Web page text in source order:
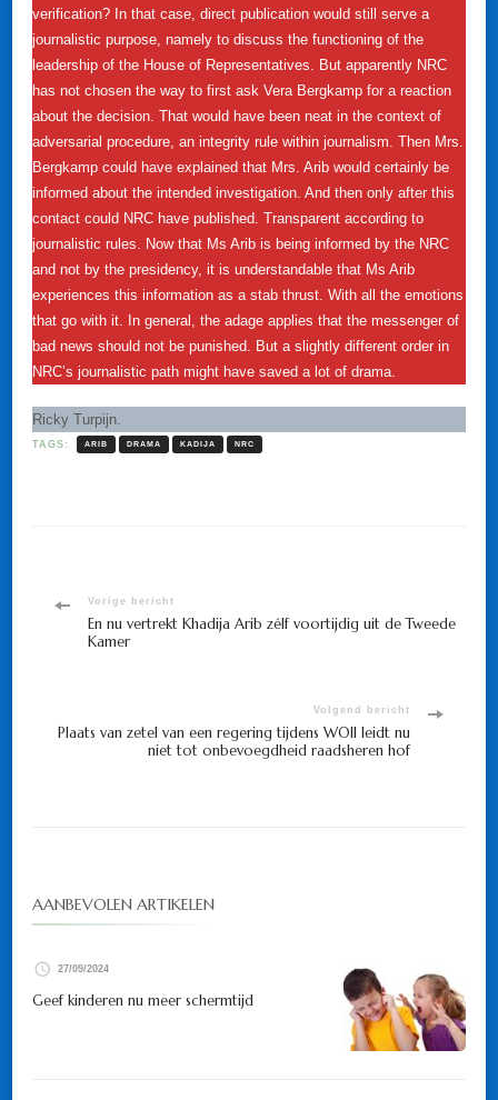
verification? In that case, direct publication would still serve a
journalistic purpose, namely to discuss the functioning of the
leadership of the House of Representatives. But apparently NRC
has not chosen the way to first ask Vera Bergkamp for a reaction
about the decision. That would have been neat in the context of
adversarial procedure, an integrity rule within journalism. Then Mrs.
Bergkamp could have explained that Mrs. Arib would certainly be
informed about the intended investigation. And then only after this
contact could NRC have published. Transparent according to
journalistic rules. Now that Ms Arib is being informed by the NRC
and not by the presidency, it is understandable that Ms Arib
experiences this information as a stab thrust. With all the emotions
that go with it. In general, the adage applies that the messenger of
bad news should not be punished. But a slightly different order in
NRC’s journalistic path might have saved a lot of drama.
Ricky Turpijn.
TAGS: ARIB DRAMA KADIJA NRC
Bericht
navigatie
Vorige bericht
En nu vertrekt Khadija Arib zélf voortijdig uit de Tweede
Kamer
Volgend bericht
Plaats van zetel van een regering tijdens WOII leidt nu
niet tot onbevoegdheid raadsheren hof
AANBEVOLEN ARTIKELEN
27/09/2024
Geef kinderen nu meer schermtijd